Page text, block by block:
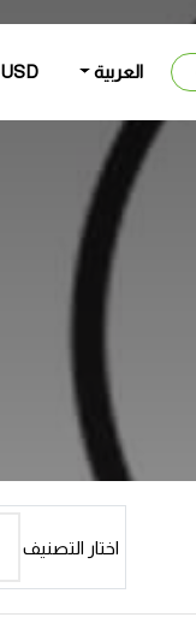
العربية USD
اختار التصنيف